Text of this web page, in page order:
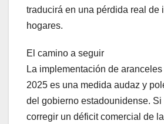
traducirá en una pérdida real de
hogares.
El camino a seguir
La implementación de
2025 es una medida audaz y
del gobierno estadounidense. Si
corregir un déficit comercial de